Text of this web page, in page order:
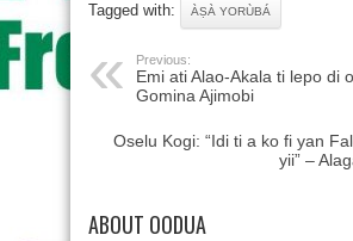
Tagged with: ÀṢÀ YORÙBÁ
Previous:
Emi ati Alao-Akala ti lepo di
Gomina Ajimobi
Oselu Kogi: “Idi ti a ko fi yan
yii” –
ABOUT OODUA